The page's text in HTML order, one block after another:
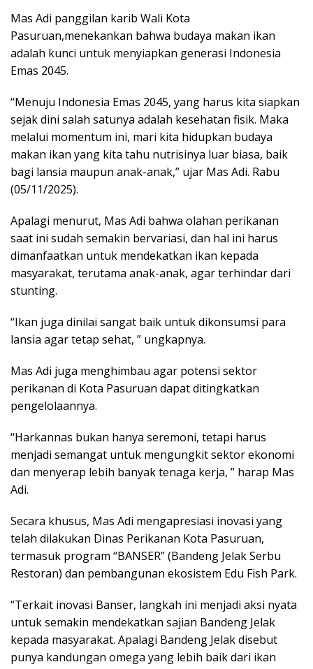
Mas Adi panggilan karib Wali Kota
Pasuruan,menekankan bahwa budaya makan ikan
adalah kunci untuk menyiapkan generasi Indonesia
Emas 2045.
“Menuju Indonesia Emas 2045, yang harus kita siapkan
sejak dini salah satunya adalah kesehatan fisik. Maka
melalui momentum ini, mari kita hidupkan budaya
makan ikan yang kita tahu nutrisinya luar biasa, baik
bagi lansia maupun anak-anak,” ujar Mas Adi. Rabu
(05/11/2025).
Apalagi menurut, Mas Adi bahwa olahan perikanan
saat ini sudah semakin bervariasi, dan hal ini harus
dimanfaatkan untuk mendekatkan ikan kepada
masyarakat, terutama anak-anak, agar terhindar dari
stunting.
“Ikan juga dinilai sangat baik untuk dikonsumsi para
lansia agar tetap sehat, ” ungkapnya.
Mas Adi juga menghimbau agar potensi sektor
perikanan di Kota Pasuruan dapat ditingkatkan
pengelolaannya.
“Harkannas bukan hanya seremoni, tetapi harus
menjadi semangat untuk mengungkit sektor ekonomi
dan menyerap lebih banyak tenaga kerja, ” harap Mas
Adi.
Secara khusus, Mas Adi mengapresiasi inovasi yang
telah dilakukan Dinas Perikanan Kota Pasuruan,
termasuk program “BANSER” (Bandeng Jelak Serbu
Restoran) dan pembangunan ekosistem Edu Fish Park.
“Terkait inovasi Banser, langkah ini menjadi aksi nyata
untuk semakin mendekatkan sajian Bandeng Jelak
kepada masyarakat. Apalagi Bandeng Jelak disebut
punya kandungan omega yang lebih baik dari ikan